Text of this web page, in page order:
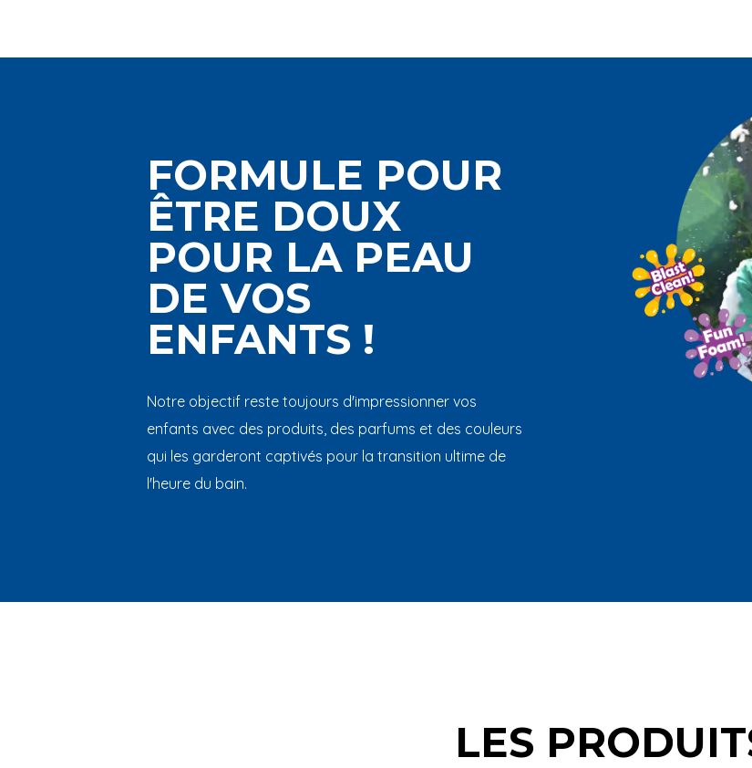
FORMULE POUR
ÊTRE DOUX
POUR LA PEAU
DE VOS
ENFANTS !
Notre objectif reste toujours d'impressionner vos
enfants avec des produits, des parfums et des couleurs
qui les garderont captivés pour la transition ultime de
l'heure du bain.
LES